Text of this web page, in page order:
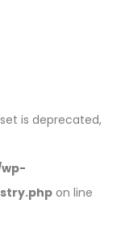
is deprecated,
on line